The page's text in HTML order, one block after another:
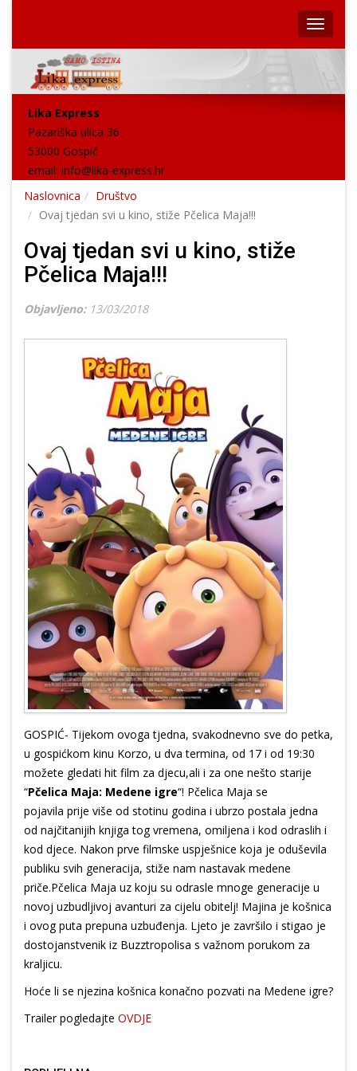
Lika Express
Pazariška ulica 36
53000 Gospić
email: info@lika-express.hr
Naslovnica
Društvo
Ovaj tjedan svi u kino, stiže Pčelica Maja!!!
Ovaj tjedan svi u kino, stiže
Pčelica Maja!!!
Objavljeno: 13/03/2018
GOSPIĆ- Tijekom ovoga tjedna, svakodnevno sve do petka,
u gospićkom kinu Korzo, u dva termina, od 17 i od 19:30
možete gledati hit film za djecu,ali i za one nešto starije
“Pčelica Maja: Medene igre“! Pčelica Maja se
pojavila prije više od stotinu godina i ubrzo postala jedna
od najčitanijih knjiga tog vremena, omiljena i kod odraslih i
kod djece. Nakon prve filmske uspješnice koja je oduševila
publiku svih generacija, stiže nam nastavak medene
priče.Pčelica Maja uz koju su odrasle mnoge generacije u
novoj uzbudljivoj avanturi za cijelu obitelj! Majina je košnica
i ovog puta prepuna uzbuđenja. Ljeto je završilo i stigao je
dostojanstvenik iz Buzztropolisa s važnom porukom za
kraljicu.
Hoće li se njezina košnica konačno pozvati na Medene igre?
Trailer pogledajte OVDJE